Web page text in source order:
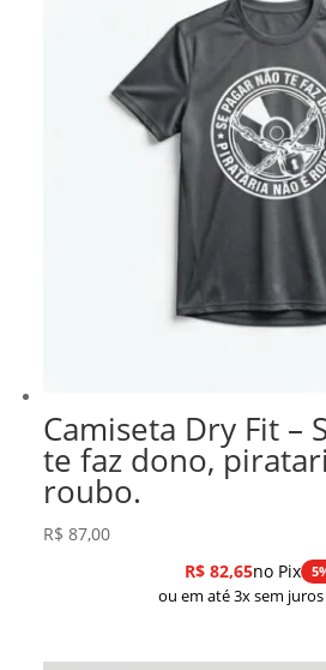
Camiseta Dry Fit –
te faz dono,
roubo.
R$ 87,00
R$82,65no Pix
ou em até 3x sem